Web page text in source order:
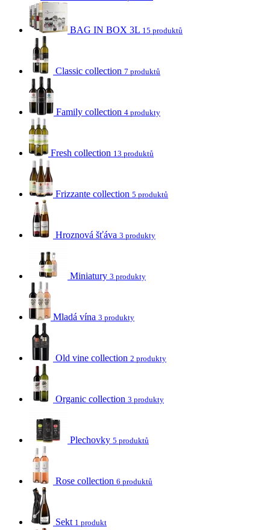
BAG IN BOX 3L 15 produktů
Classic collection 7 produktů
Family collection 4 produkty
Fresh collection 13 produktů
Frizzante collection 5 produktů
Hroznová šťáva 3 produkty
Miniatury 3 produkty
Mladá vína 3 produkty
Old vine collection 2 produkty
Organic collection 3 produkty
Plechovky 5 produktů
Rose collection 6 produktů
Sekt 1 produkt